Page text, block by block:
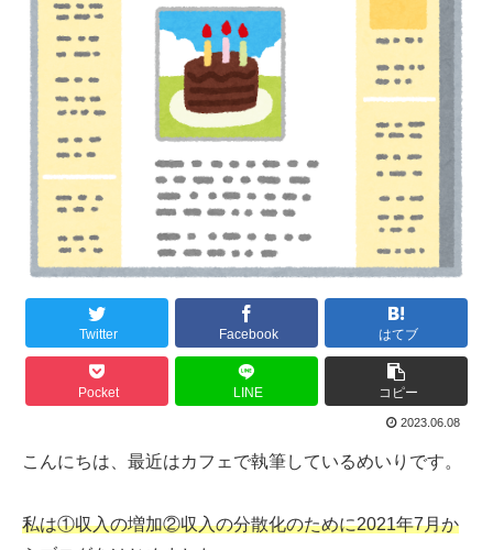
Twitter Facebook はてブ
Pocket LINE コピー
2023.06.08
こんにちは、最近はカフェで執筆しているめいりです。
私は①収入の増加②収入の分散化のために2021年7月か